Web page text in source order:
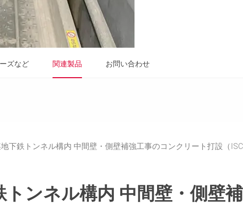
ズなど 関連製品 お問い合わせ
地下鉄トンネル構内 中間壁・側壁補強工事のコンクリート打設（
トンネル構内 中間壁・側壁